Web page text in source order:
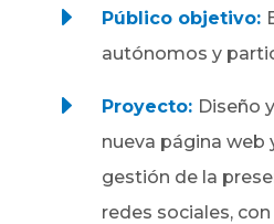
E Público objetivo:
autónomos y
E Proyecto: Diseño
nueva página web
gestión de la
redes sociales,